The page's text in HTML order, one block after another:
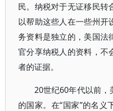
民。纳税对于无证移民转
以帮助这些人在一些州开
务资料是独立的，美国法
官分享纳税人的资料，不
者的证据。
20世纪60年代以前，
的国家。在“国家”的名